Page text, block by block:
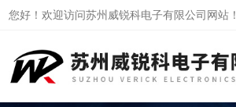
您好！欢迎访问苏州威锐科电子有限公司网站！